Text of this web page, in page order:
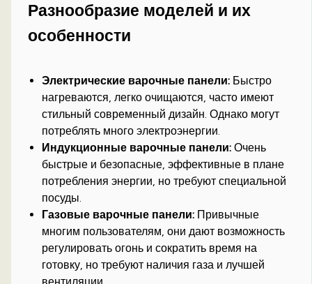
Разнообразие моделей и их
особенности
Электрические варочные панели: Быстро
нагреваются, легко очищаются, часто имеют
стильный современный дизайн. Однако могут
потреблять много электроэнергии.
Индукционные варочные панели: Очень
быстрые и безопасные, эффективные в плане
потребления энергии, но требуют специальной
посуды.
Газовые варочные панели: Привычные
многим пользователям, они дают возможность
регулировать огонь и сократить время на
готовку, но требуют наличия газа и лучшей